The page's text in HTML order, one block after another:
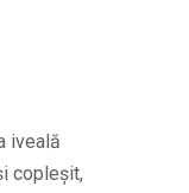
iveală
copleșit,